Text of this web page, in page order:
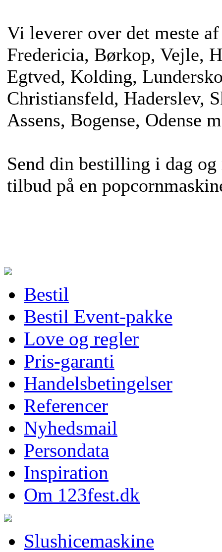
Vi leverer over det meste
Fredericia, Børkop, Vejle,
Egtved, Kolding,
Christiansfeld, Haderslev,
Assens, Bogense, Odense
Send din bestilling i dag
tilbud på en
Bestil
Bestil Event-pakke
Love og regler
Pris-garanti
Handelsbetingelser
Referencer
Nyhedsmail
Persondata
Inspiration
Om 123fest.dk
Slushicemaskine